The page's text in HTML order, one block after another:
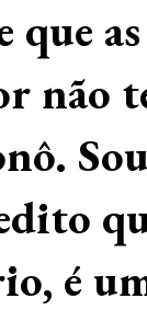
que
não
é